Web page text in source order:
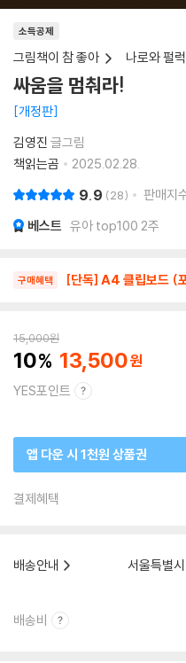
소득공제
그림책이 참 좋아 나로와 펄
싸움을 멈춰라!
개정판
김영진 글그림
책읽는곰
2025.02.28.
9.9 28 판매지
베스트 유아 top100 2주
구매혜택 [단독] A4 클립보드 (
15,000원
10 13,500
YES포인트
앱 다운 시 1천원 상품권
결제혜택
배송안내
서울특별
배송비